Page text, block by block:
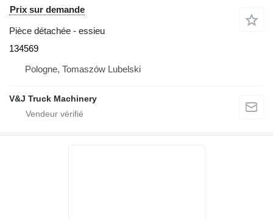
Prix sur demande
Pièce détachée - essieu
134569
Pologne, Tomaszów Lubelski
V&J Truck Machinery